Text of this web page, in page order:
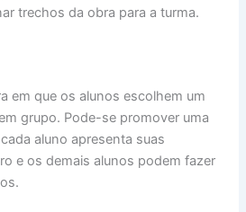
trechos da obra para a turma.
em que os alunos escolhem um
grupo. Pode-se promover uma
aluno apresenta suas
e os demais alunos podem fazer